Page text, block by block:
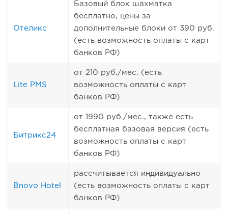
Отеликс
Базовый блок шахматка
бесплатно, цены за
дополнительные блоки от 390 руб.
(есть возможность оплаты с карт
банков РФ)
Lite PMS
от 210 руб./мес. (есть
возможность оплаты с карт
банков РФ)
Битрикс24
от 1990 руб./мес., также есть
бесплатная базовая версия (есть
возможность оплаты с карт
банков РФ)
Bnovo Hotel
рассчитывается индивидуально
(есть возможность оплаты с карт
банков РФ)